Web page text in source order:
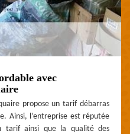
avec
propose un tarif débarras
Ainsi, l’entreprise est réputée
tarif ainsi que la qualité des